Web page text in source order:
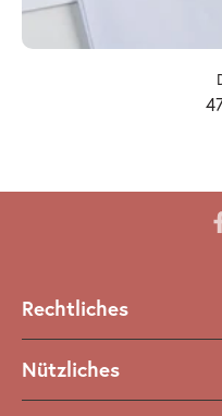
Rechtliches
Nützliches